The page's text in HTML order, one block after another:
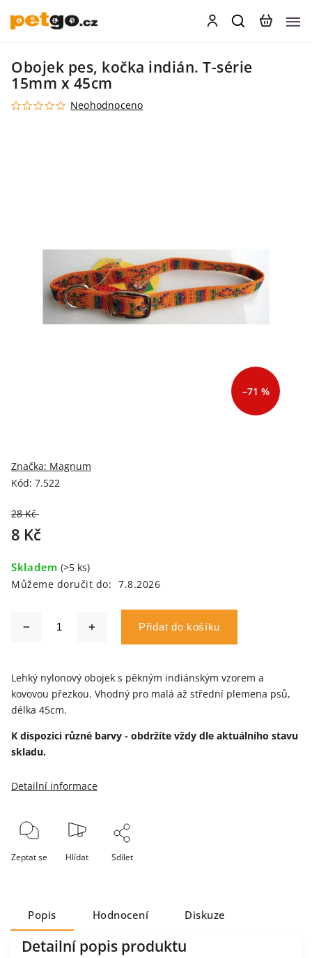
Obojek pes, kočka indián. T-série
15mm x 45cm
Neohodnoceno
–71 %
Kód: 7.522
Značka: Magnum
28 Kč
8 Kč
Skladem (>5 ks)
Můžeme doručit do: 7.8.2026
Přidat do košíku
Lehký nylonový obojek s pěkným indiánským vzorem a
kovovou přezkou. Vhodný pro malá až střední plemena psů,
délka 45cm.
K dispozici různé barvy - obdržíte vždy dle aktuálního stavu
skladu.
Detailní informace
Zeptat se Hlídat Sdílet
Popis Hodnocení Diskuze
Detailní popis produktu